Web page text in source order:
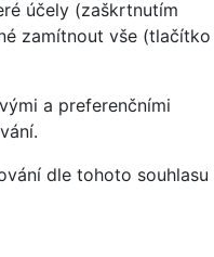
účely (zaškrtnutím
zamítnout vše (tlačítko
a preferenčními
dle tohoto souhlasu